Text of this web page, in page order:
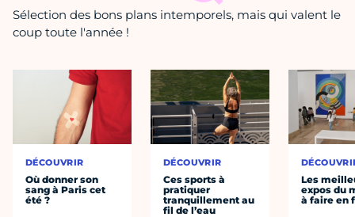
Sélection des bons plans intemporels, mais qui valent le
coup toute l'année !
DÉCOUVRIR
Où donner son
sang à Paris cet
été ?
DÉCOUVRIR
Ces sports à
pratiquer
tranquillement au
fil de l’eau
Les
expos du
à faire en